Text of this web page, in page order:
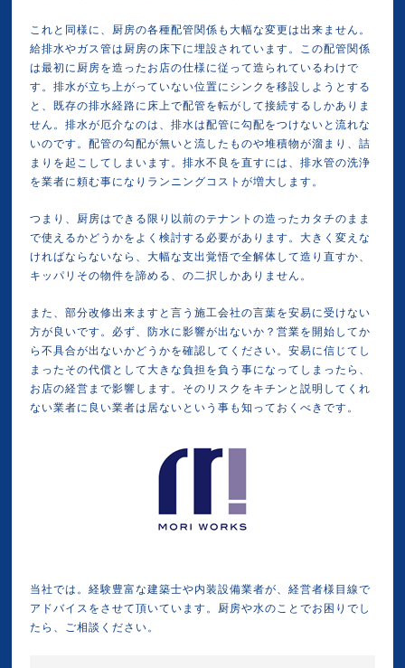
これと同様に、厨房の各種配管関係も大幅な変更は出来ません。
給排水やガス管は厨房の床下に埋設されています。この配管関係
は最初に厨房を造ったお店の仕様に従って造られているわけで
す。排水が立ち上がっていない位置にシンクを移設しようとする
と、既存の排水経路に床上で配管を転がして接続するしかありま
せん。排水が厄介なのは、排水は配管に勾配をつけないと流れな
いのです。配管の勾配が無いと流したものや堆積物が溜まり、詰
まりを起こしてしまいます。排水不良を直すには、排水管の洗浄
を業者に頼む事になりランニングコストが増大します。
つまり、厨房はできる限り以前のテナントの造ったカタチのまま
で使えるかどうかをよく検討する必要があります。大きく変えな
ければならないなら、大幅な支出覚悟で全解体して造り直すか、
キッパリその物件を諦める、の二択しかありません。
また、部分改修出来ますと言う施工会社の言葉を安易に受けない
方が良いです。必ず、防水に影響が出ないか？営業を開始してか
ら不具合が出ないかどうかを確認してください。安易に信じてし
まったその代償として大きな負担を負う事になってしまったら、
お店の経営まで影響します。そのリスクをキチンと説明してくれ
ない業者に良い業者は居ないという事も知っておくべきです。
当社では。経験豊富な建築士や内装設備業者が、経営者様目線で
アドバイスをさせて頂いています。厨房や水のことでお困りでし
たら、ご相談ください。